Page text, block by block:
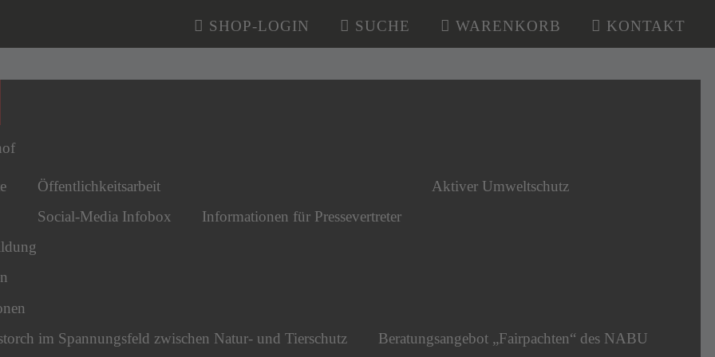
SHOP-LOGIN SUCHE WARENKORB KONTAKT
überspringen
Öffentlichkeitsarbeit
Social-Media Infobox
Informationen für Pressevertreter
Aktiver Umweltschutz
im Spannungsfeld zwischen Natur- und Tierschutz
Beratungsangebot „Fairpachten“ des NABU